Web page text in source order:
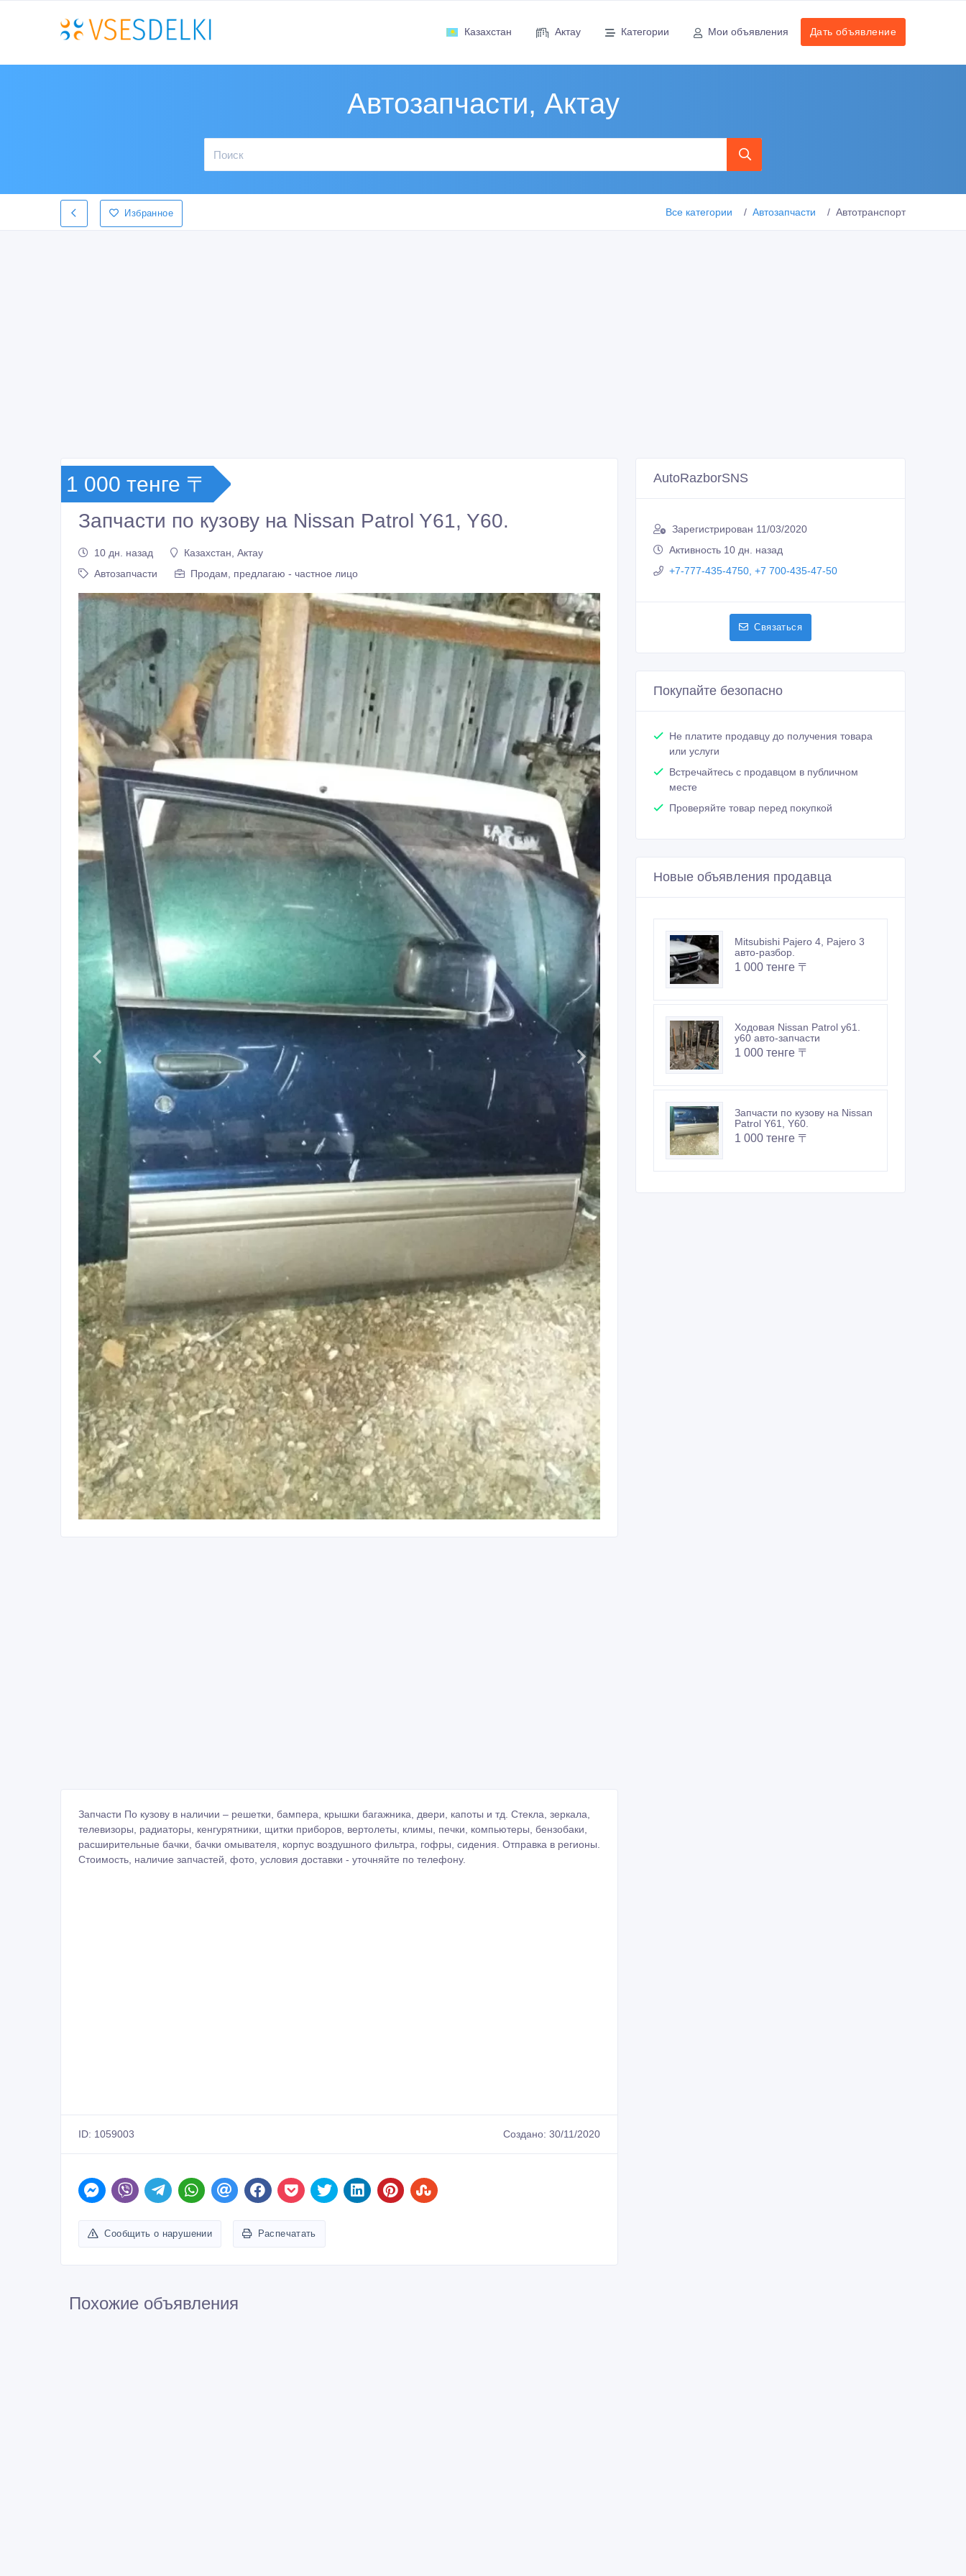
Казахстан Актау Категории Мои объявления Дать объявление
Автозапчасти, Актау
Избранное Все категории Автозапчасти Автотранспорт
1 000 тенге 〒
Запчасти по кузову на Nissan Patrol Y61, Y60.
10 дн. назад
Казахстан, Актау
Автозапчасти
Продам, предлагаю - частное лицо
Запчасти По кузову в наличии – решетки, бампера, крышки багажника, двери, капоты и тд. Стекла, зеркала,
телевизоры, радиаторы, кенгурятники, щитки приборов, вертолеты, климы, печки, компьютеры, бензобаки,
расширительные бачки, бачки омывателя, корпус воздушного фильтра, гофры, сидения. Отправка в регионы.
Стоимость, наличие запчастей, фото, условия доставки - уточняйте по телефону.
ID: 1059003 Создано: 30/11/2020
Сообщить о нарушении Распечатать
AutoRazborSNS
Зарегистрирован 11/03/2020
Активность 10 дн. назад
+7-777-435-4750, +7 700-435-47-50
Связаться
Покупайте безопасно
Не платите продавцу до получения товара
или услуги
Встречайтесь с продавцом в публичном
месте
Проверяйте товар перед покупкой
Новые объявления продавца
Mitsubishi Pajero 4, Pajero 3
авто-разбор.
1 000 тенге 〒
Ходовая Nissan Patrol y61.
y60 авто-запчасти
1 000 тенге 〒
Запчасти по кузову на Nissan
Patrol Y61, Y60.
1 000 тенге 〒
Похожие объявления